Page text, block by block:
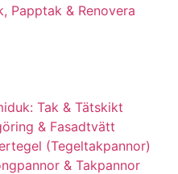
Papptak & Renovera
Tak & Tätskikt
& Fasadtvätt
(Tegeltakpannor)
& Takpannor